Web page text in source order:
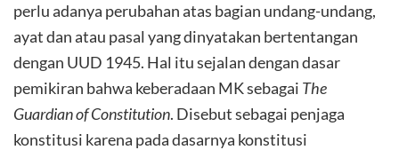
perlu adanya perubahan atas bagian undang-undang,
ayat dan atau pasal yang dinyatakan bertentangan
dengan UUD 1945. Hal itu sejalan dengan dasar
pemikiran bahwa keberadaan MK sebagai The
Guardian of Constitution. Disebut sebagai penjaga
konstitusi karena pada dasarnya konstitusi